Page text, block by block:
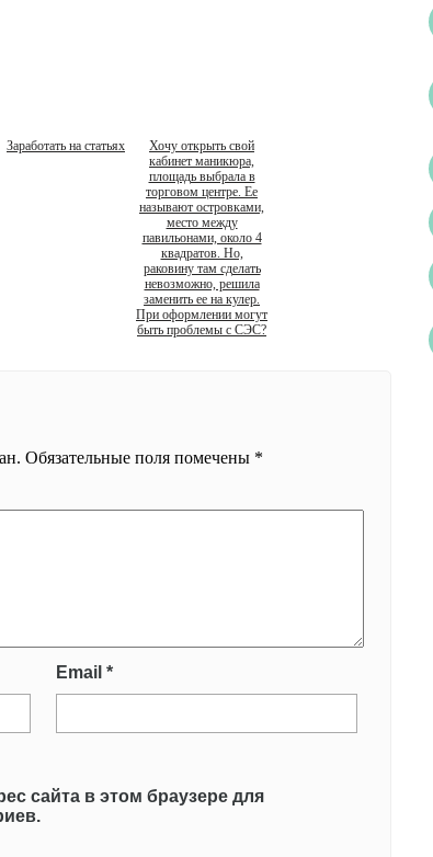
Заработать на статьях
Хочу открыть свой
кабинет маникюра,
площадь выбрала в
торговом центре. Ее
называют островками,
место между
павильонами, около 4
квадратов. Но,
раковину там сделать
невозможно, решила
заменить ее на кулер.
При оформлении могут
быть проблемы с СЭС?
Обязательные поля помечены *
Email *
сайта в этом браузере для